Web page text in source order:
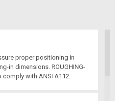
proper positioning in
in dimensions. ROUGHING-
comply with ANSI A112.